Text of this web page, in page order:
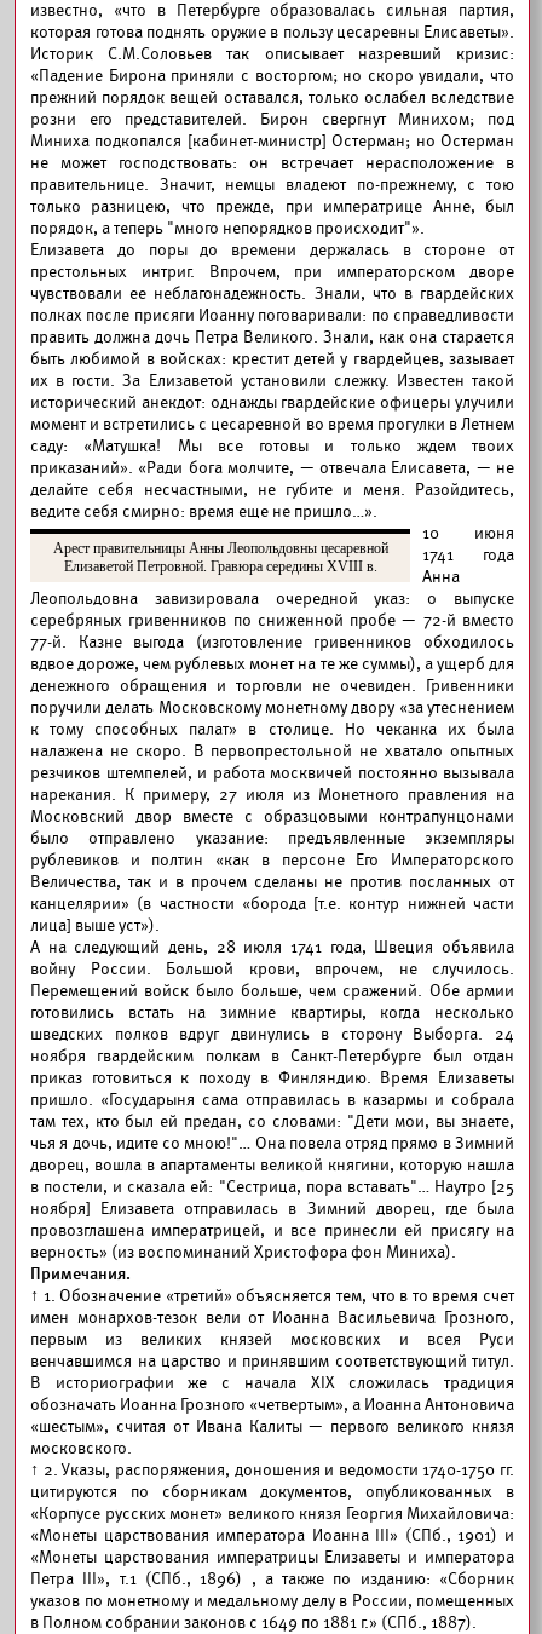
известно, «что в Петербурге образовалась сильная партия,
которая готова поднять оружие в пользу цесаревны Елисаветы».
Историк С.М.Соловьев так описывает назревший кризис:
«Падение Бирона приняли с восторгом; но скоро увидали, что
прежний порядок вещей оставался, только ослабел вследствие
розни его представителей. Бирон свергнут Минихом; под
Миниха подкопался [кабинет-министр] Остерман; но Остерман
не может господствовать: он встречает нерасположение в
правительнице. Значит, немцы владеют по-прежнему, с тою
только разницею, что прежде, при императрице Анне, был
порядок, а теперь "много непорядков происходит"».
Елизавета до поры до времени держалась в стороне от
престольных интриг. Впрочем, при императорском дворе
чувствовали ее неблагонадежность. Знали, что в гвардейских
полках после присяги Иоанну поговаривали: по справедливости
править должна дочь Петра Великого. Знали, как она старается
быть любимой в войсках: крестит детей у гвардейцев, зазывает
их в гости. За Елизаветой установили слежку. Известен такой
исторический анекдот: однажды гвардейские офицеры улучили
момент и встретились с цесаревной во время прогулки в Летнем
саду: «Матушка! Мы все готовы и только ждем твоих
приказаний». «Ради бога молчите, — отвечала Елисавета, — не
делайте себя несчастными, не губите и меня. Разойдитесь,
ведите себя смирно: время еще не пришло…».
Арест правительницы Анны Леопольдовны цесаревной
Елизаветой Петровной. Гравюра середины XVIII в.
10 июня
1741 года
Анна
Леопольдовна завизировала очередной указ: о выпуске
серебряных гривенников по сниженной пробе — 72-й вместо
77-й. Казне выгода (изготовление гривенников обходилось
вдвое дороже, чем рублевых монет на те же суммы), а ущерб для
денежного обращения и торговли не очевиден. Гривенники
поручили делать Московскому монетному двору «за утеснением
к тому способных палат» в столице. Но чеканка их была
налажена не скоро. В первопрестольной не хватало опытных
резчиков штемпелей, и работа москвичей постоянно вызывала
нарекания. К примеру, 27 июля из Монетного правления на
Московский двор вместе с образцовыми контрапунцонами
было отправлено указание: предъявленные экземпляры
рублевиков и полтин «как в персоне Его Императорского
Величества, так и в прочем сделаны не против посланных от
канцелярии» (в частности «борода [т.е. контур нижней части
лица] выше уст»).
А на следующий день, 28 июля 1741 года, Швеция объявила
войну России. Большой крови, впрочем, не случилось.
Перемещений войск было больше, чем сражений. Обе армии
готовились встать на зимние квартиры, когда несколько
шведских полков вдруг двинулись в сторону Выборга. 24
ноября гвардейским полкам в Санкт-Петербурге был отдан
приказ готовиться к походу в Финляндию. Время Елизаветы
пришло. «Государыня сама отправилась в казармы и собрала
там тех, кто был ей предан, со словами: "Дети мои, вы знаете,
чья я дочь, идите со мною!"… Она повела отряд прямо в Зимний
дворец, вошла в апартаменты великой княгини, которую нашла
в постели, и сказала ей: "Сестрица, пора вставать"… Наутро [25
ноября] Елизавета отправилась в Зимний дворец, где была
провозглашена императрицей, и все принесли ей присягу на
верность» (из воспоминаний Христофора фон Миниха).
Примечания.
↑ 1. Обозначение «третий» объясняется тем, что в то время счет
имен монархов-тезок вели от Иоанна Васильевича Грозного,
первым из великих князей московских и всея Руси
венчавшимся на царство и принявшим соответствующий титул.
В историографии же с начала XIX сложилась традиция
обозначать Иоанна Грозного «четвертым», а Иоанна Антоновича
«шестым», считая от Ивана Калиты — первого великого князя
московского.
↑ 2. Указы, распоряжения, доношения и ведомости 1740-1750 гг.
цитируются по сборникам документов, опубликованных в
«Корпусе русских монет» великого князя Георгия Михайловича:
«Монеты царствования императора Иоанна III» (СПб., 1901) и
«Монеты царствования императрицы Елизаветы и императора
Петра III», т.1 (СПб., 1896) , а также по изданию: «Сборник
указов по монетному и медальному делу в России, помещенных
в Полном собрании законов с 1649 по 1881 г.» (СПб., 1887).